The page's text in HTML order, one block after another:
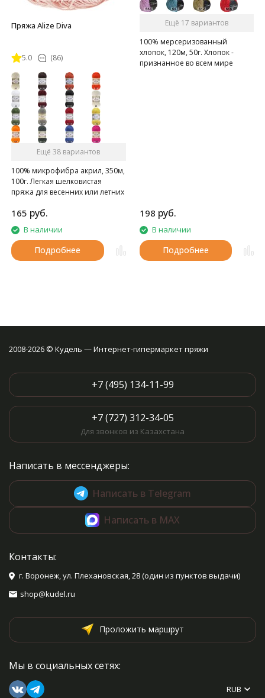
Пряжа Alize Diva
5.0 (86)
Ещё 38 вариантов
100% микрофибра акрил, 350м,
100г. Легкая шелковистая
пряжа для весенних или летних
165 руб.
В наличии
Подробнее
Ещё 17 вариантов
100% мерсеризованный
хлопок, 120м, 50г. Хлопок -
признанное во всем мире
198 руб.
В наличии
Подробнее
2008-2026 © Кудель — Интернет-гипермаркет пряжи
+7 (495) 134-11-99
+7 (727) 312-34-05
Для звонков из Казахстана
Написать в мессенджеры:
Написать в Telegram
Написать в MAX
Контакты:
г. Воронеж, ул. Плехановская, 28 (один из пунктов выдачи)
shop@kudel.ru
Проложить маршрут
Мы в социальных сетях:
RUB